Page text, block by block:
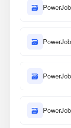
🗃
🗃
🗃
🗃